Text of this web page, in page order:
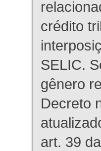
crédito
SELIC.
gênero
Decreto
art. 39